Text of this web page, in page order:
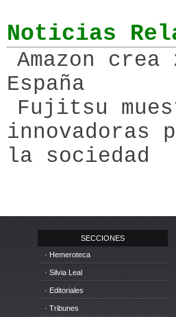
Noticias
Amazon
España
Fujitsu
innovadoras
la sociedad
SECCIONES
· Hemeroteca
· Silvia Leal
· Editoriales
· Tribunes